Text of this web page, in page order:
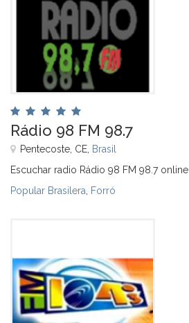
Rádio 98 FM 98.7
Pentecoste, CE, Brasil
Escuchar radio Rádio 98 FM 98.7 online
Popular Brasilera Forró